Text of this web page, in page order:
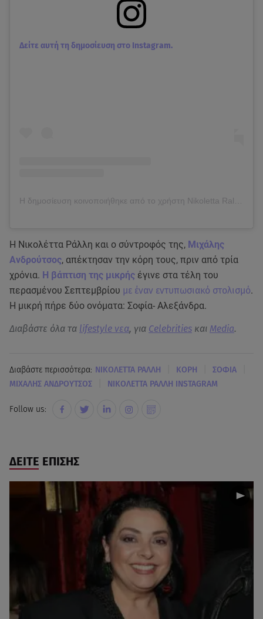
Δείτε αυτή τη δημοσίευση στο Instagram.
Η δημοσίευση κοινοποιήθηκε από το χρήστη Nikoletta Ralli (@nikolettaralli)
Η Νικολέττα Ράλλη και ο σύντροφός της, Μιχάλης
Ανδρούτσος, απέκτησαν την κόρη τους, πριν από τρία
χρόνια. Η βάπτιση της μικρής έγινε στα τέλη του
περασμένου Σεπτεμβρίου με έναν εντυπωσιακό στολισμό.
Η μικρή πήρε δύο ονόματα: Σοφία- Αλεξάνδρα.
Διαβάστε όλα τα lifestyle νεα, για Celebrities και Media.
Διαβάστε περισσότερα: ΝΙΚΟΛΕΤΤΑ ΡΑΛΛΗ ΚΟΡΗ ΣΟΦΙΑ
ΜΙΧΑΛΗΣ ΑΝΔΡΟΥΤΣΟΣ ΝΙΚΟΛΕΤΤΑ ΡΑΛΛΗ INSTAGRAM
Follow us:
ΔΕΙΤΕ ΕΠΙΣΗΣ